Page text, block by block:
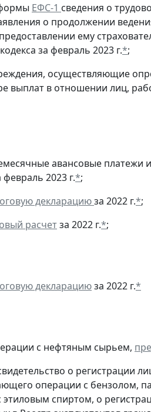
ЕФС-1 сведения о
о продолжении
ему
за февраль 2023 г.*;
осуществляющие
выплат в отношении лиц,
авансовые платежи
февраль 2023 г.*;
декларациюза 2022 г.*;
расчетза 2022 г.*;
декларациюза 2022 г.*
с нефтяным сырьем,
о регистрации
операции с бензолом,
спиртом, о